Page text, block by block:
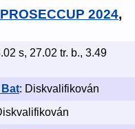
2024,
s, 27.02 tr. b., 3.49
: Diskvalifikován